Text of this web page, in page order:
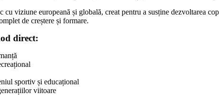
viziune europeană și globală, creat pentru a susține dezvoltarea
de creștere și formare.
direct:
sportiv și educațional
viitoare